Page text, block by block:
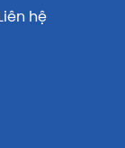
Liên hệ